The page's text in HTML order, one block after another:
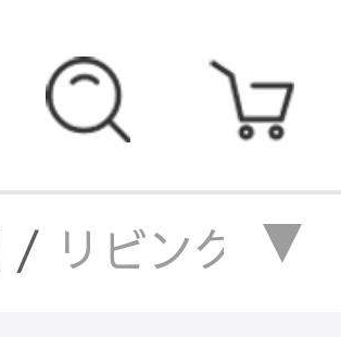
/ リビングを